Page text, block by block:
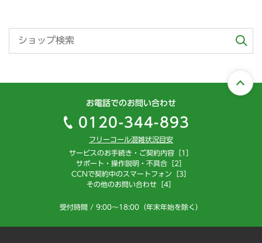
お電話でのお問い合わせ
0120-344-893
フリーコール混雑状況目安
サービスのお手続き・ご契約内容［1］
サポート・操作説明・不具合［2］
CCNで契約中のスマートフォン［3］
その他のお問い合わせ［4］
受付時間 / 9:00～18:00（年末年始を除く）